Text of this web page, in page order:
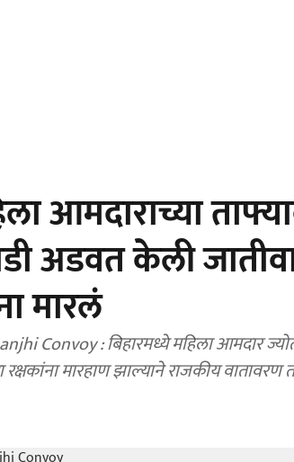
आमदाराच्या
अडवत केली
मारलं
Convoy : बिहारमध्ये महिला आमदार
मारहाण झाल्याने राजकीय वातावरण